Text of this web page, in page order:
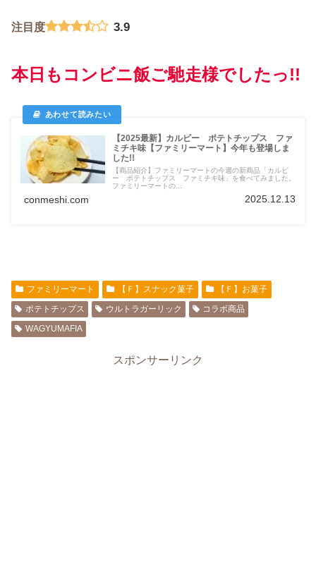
注目度 3.9
本日もコンビニ飯ご馳走様でしたっ!!
【2025最新】カルビー ポテトチップス ファ
ミチキ味【ファミリーマート】今年も登場しま
した!!
【商品紹介】ファミリーマートの今週の新商品「カルビ
ー ポテトチップス ファミチキ味」を食べてみました。
ファミリーマートの...
conmeshi.com 2025.12.13
ファミリーマート 【Ｆ】スナック菓子
【Ｆ】お菓子
ポテトチップス
ウルトラガーリック
コラボ商品
WAGYUMAFIA
スポンサーリンク